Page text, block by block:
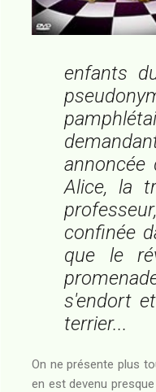
enfants
Alice, la
confinée
que le
s'endort
terrier...
On ne présente plus
en est devenu